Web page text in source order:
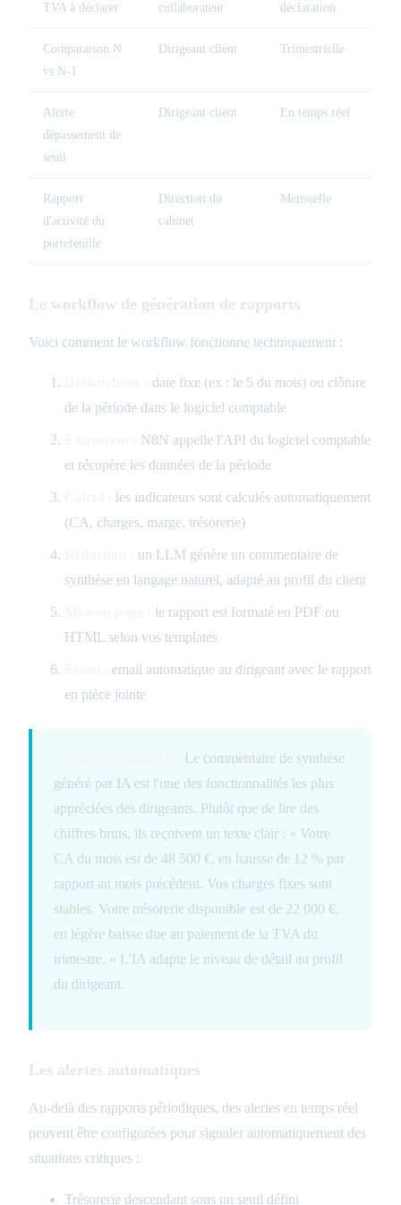
TVA à déclarer collaborateur déclaration
Comparaison N
vs N-1
Dirigeant client Trimestrielle
Alerte
dépassement de
seuil
Dirigeant client En temps réel
Rapport
d'activité du
portefeuille
Direction du
cabinet
Mensuelle
Le workflow de génération de rapports
Voici comment le workflow fonctionne techniquement :
date fixe (ex : le 5 du mois) ou clôture
de la période dans le logiciel comptable
N8N appelle l'API du logiciel comptable
et récupère les données de la période
les indicateurs sont calculés automatiquement
(CA, charges, marge, trésorerie)
un LLM génère un commentaire de
synthèse en langage naturel, adapté au profil du client
le rapport est formaté en PDF ou
HTML selon vos templates
email automatique au dirigeant avec le rapport
en pièce jointe
Le commentaire de synthèse
généré par IA est l'une des fonctionnalités les plus
appréciées des dirigeants. Plutôt que de lire des
chiffres bruts, ils reçoivent un texte clair : « Votre
CA du mois est de 48 500 €, en hausse de 12 % par
rapport au mois précédent. Vos charges fixes sont
stables. Votre trésorerie disponible est de 22 000 €,
en légère baisse due au paiement de la TVA du
trimestre. » L'IA adapte le niveau de détail au profil
du dirigeant.
Les alertes automatiques
Au-delà des rapports périodiques, des alertes en temps réel
peuvent être configurées pour signaler automatiquement des
situations critiques :
Trésorerie descendant sous un seuil défini